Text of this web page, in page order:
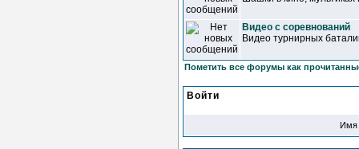
Видео с соревнований
Видео турнирных
Пометить все форумы как
Войти
Имя